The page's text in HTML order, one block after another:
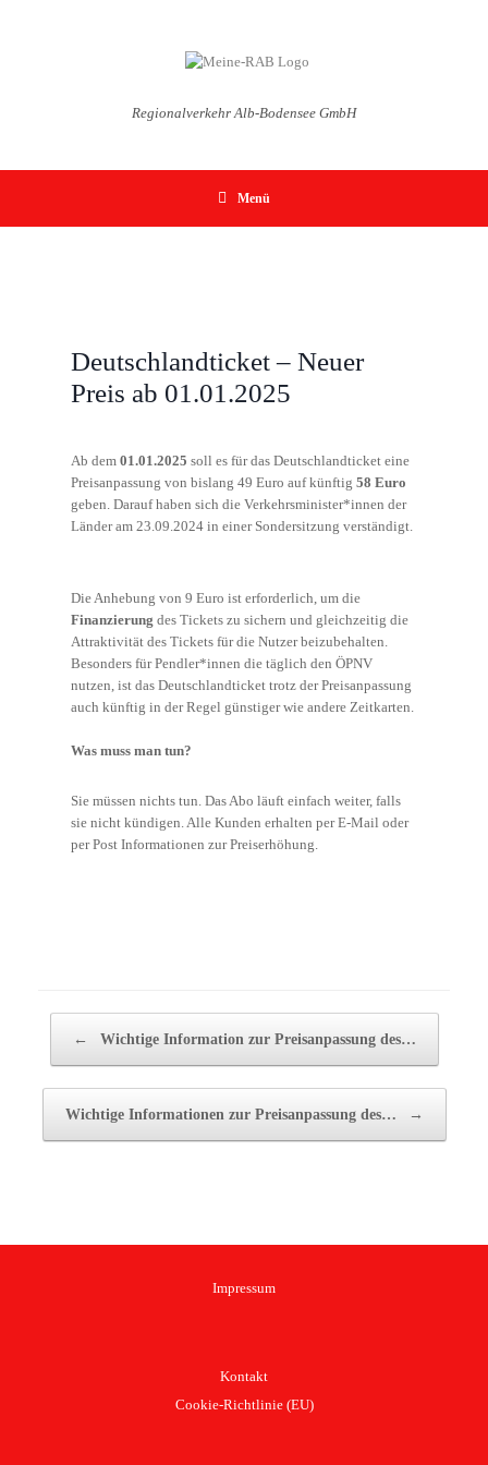
Regionalverkehr Alb-Bodensee GmbH
Menü
Deutschlandticket – Neuer
Preis ab 01.01.2025
Ab dem 01.01.2025 soll es für das Deutschlandticket eine
Preisanpassung von bislang 49 Euro auf künftig 58 Euro
geben. Darauf haben sich die Verkehrsminister*innen der
Länder am 23.09.2024 in einer Sondersitzung verständigt.
Die Anhebung von 9 Euro ist erforderlich, um die
Finanzierung des Tickets zu sichern und gleichzeitig die
Attraktivität des Tickets für die Nutzer beizubehalten.
Besonders für Pendler*innen die täglich den ÖPNV
nutzen, ist das Deutschlandticket trotz der Preisanpassung
auch künftig in der Regel günstiger wie andere Zeitkarten.
Was muss man tun?
Sie müssen nichts tun. Das Abo läuft einfach weiter, falls
sie nicht kündigen. Alle Kunden erhalten per E-Mail oder
per Post Informationen zur Preiserhöhung.
←
Wichtige Information zur Preisanpassung des…
Wichtige Informationen zur Preisanpassung des… →
Impressum
Kontakt
Cookie-Richtlinie (EU)